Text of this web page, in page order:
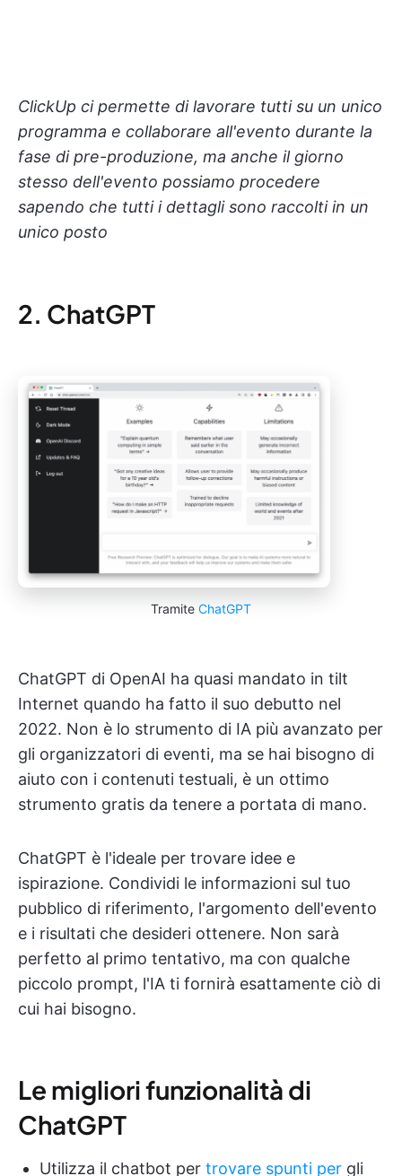
ClickUp ci permette di lavorare tutti su un unico
programma e collaborare all'evento durante la
fase di pre-produzione, ma anche il giorno
stesso dell'evento possiamo procedere
sapendo che tutti i dettagli sono raccolti in un
unico posto
2. ChatGPT
Tramite ChatGPT
ChatGPT di OpenAI ha quasi mandato in tilt
Internet quando ha fatto il suo debutto nel
2022. Non è lo strumento di IA più avanzato per
gli organizzatori di eventi, ma se hai bisogno di
aiuto con i contenuti testuali, è un ottimo
strumento gratis da tenere a portata di mano.
ChatGPT è l'ideale per trovare idee e
ispirazione. Condividi le informazioni sul tuo
pubblico di riferimento, l'argomento dell'evento
e i risultati che desideri ottenere. Non sarà
perfetto al primo tentativo, ma con qualche
piccolo prompt, l'IA ti fornirà esattamente ciò di
cui hai bisogno.
Le migliori funzionalità di
ChatGPT
Utilizza il chatbot per trovare spunti per gli